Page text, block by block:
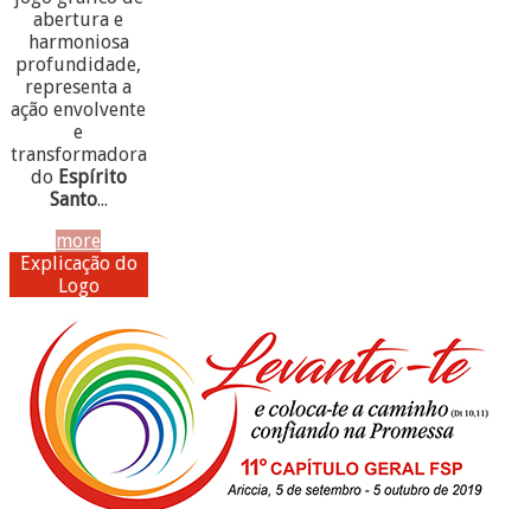
abertura e
harmoniosa
profundidade,
representa a
ação envolvente
e
transformadora
do Espírito
Santo...
more
Explicação do
Logo